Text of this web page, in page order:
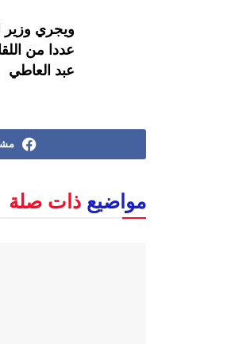
ويجري وزير
عددا من
عبد العاطي
مواضيع ذات صلة